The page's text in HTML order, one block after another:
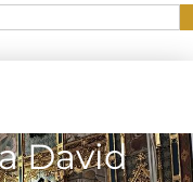
David